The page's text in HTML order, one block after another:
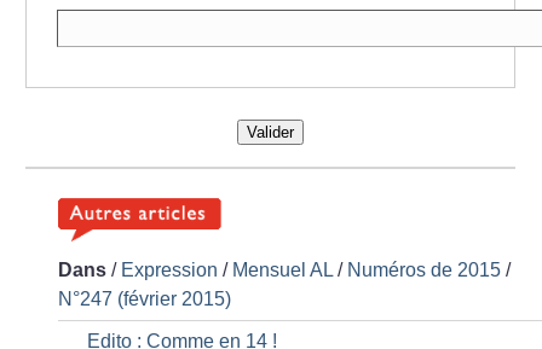
Valider
Dans / Expression / Mensuel AL / Numéros de 2015 /
N°247 (février 2015)
Edito : Comme en 14 !